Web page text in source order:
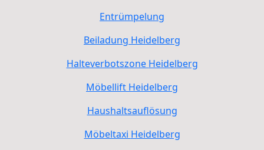
Entrümpelung
Beiladung Heidelberg
Halteverbotszone Heidelberg
Möbellift Heidelberg
Haushaltsauflösung
Möbeltaxi Heidelberg